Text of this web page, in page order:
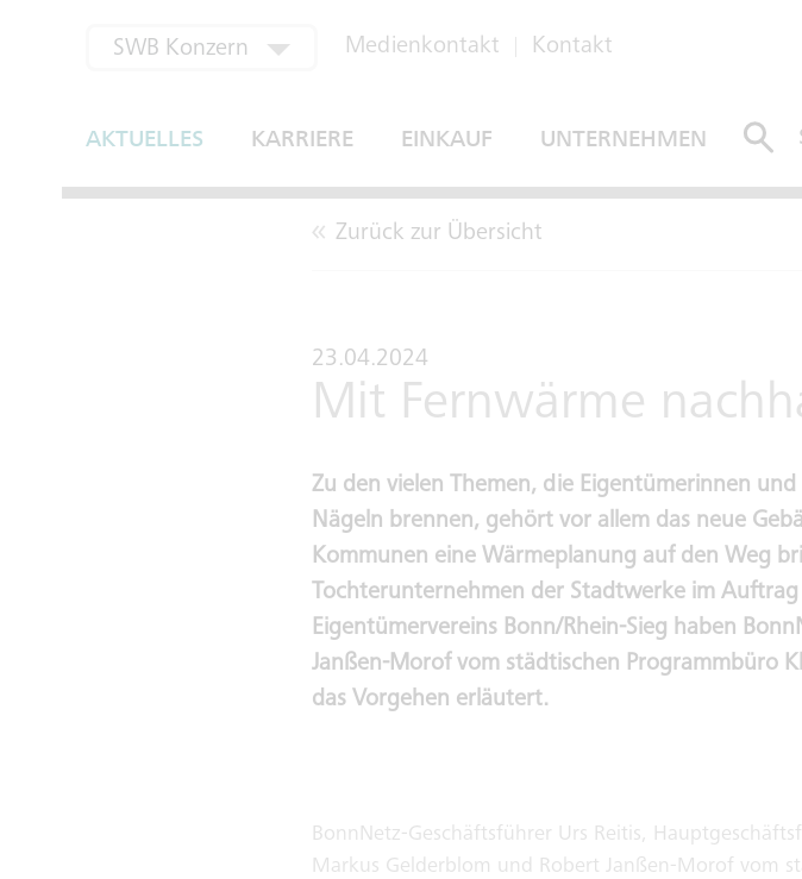
aktuell ausgewählt
SWB Konzern Medienkontakt Kontakt
AKTUELLES KARRIERE EINKAUF UNTERNEHMEN
Zurück zur Übersicht
23.04.2024
Mit Fernwärme
Zu den vielen Themen, die Eigentümerinnen
Nägeln brennen, gehört vor allem das neue
Kommunen eine Wärmeplanung auf den Weg
Tochterunternehmen der Stadtwerke im
Eigentümervereins Bonn/Rhein-Sieg haben
Janßen-Morof vom städtischen Programmbüro
das Vorgehen erläutert.
BonnNetz-Geschäftsführer Urs Reitis,
Markus Gelderblom und Robert Janßen-Morof vom